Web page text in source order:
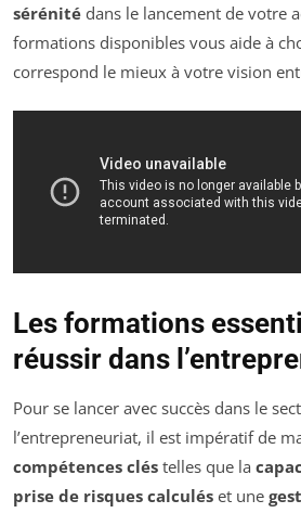
sérénité dans le lancement de votre
formations disponibles vous aide à
correspond le mieux à votre vision
Les formations
réussir dans
Pour se lancer avec succès dans le
l’entrepreneuriat, il est impératif de
compétences clés telles que la
prise de risques calculés et une